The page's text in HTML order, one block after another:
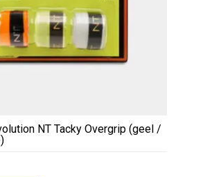
NT Tacky Overgrip (geel /